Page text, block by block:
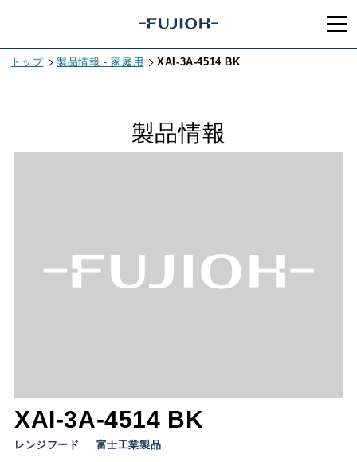
トップ 製品情報 - 家庭用 XAI-3A-4514 BK
製品情報
XAI-3A-4514 BK
レンジフード 富士工業製品